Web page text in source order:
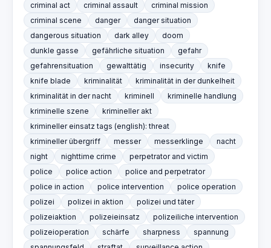
criminal act
criminal assault
criminal mission
criminal scene
danger
danger situation
dangerous situation
dark alley
doom
dunkle gasse
gefährliche situation
gefahr
gefahrensituation
gewalttätig insecurity
knife
knife blade
kriminalität
kriminalität in der dunkelheit
kriminalität in der nacht
kriminell
kriminelle handlung
kriminelle szene
krimineller akt
krimineller einsatz tags (english): threat
krimineller übergriff
messer messerklinge
nacht
night
nighttime crime
perpetrator and victim
police
police action
police and perpetrator
police in action
police intervention
police operation
polizei
polizei in aktion
polizei und täter
polizeiaktion
polizeieinsatz
polizeiliche intervention
polizeioperation
schärfe sharpness
spannung